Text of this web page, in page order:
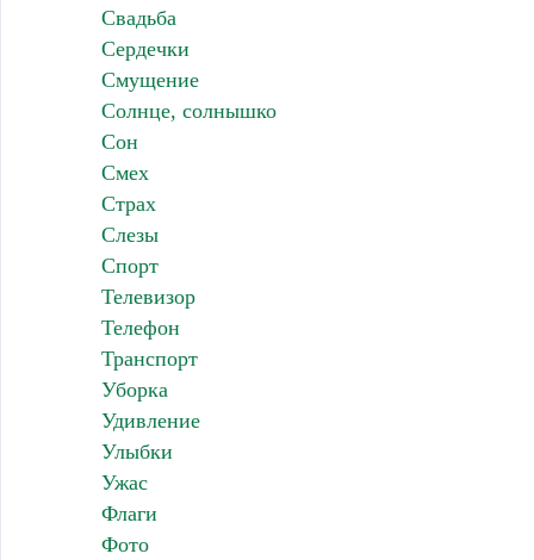
Свадьба
Сердечки
Смущение
Солнце, солнышко
Сон
Смех
Страх
Слезы
Спорт
Телевизор
Телефон
Транспорт
Уборка
Удивление
Улыбки
Ужас
Флаги
Фото